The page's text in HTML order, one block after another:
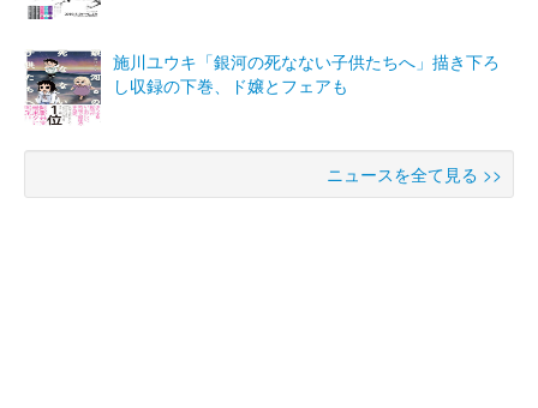
施川ユウキ「銀河の死なない子供たちへ」描き下ろ
し収録の下巻、ド嬢とフェアも
ニュースを全て見る >>